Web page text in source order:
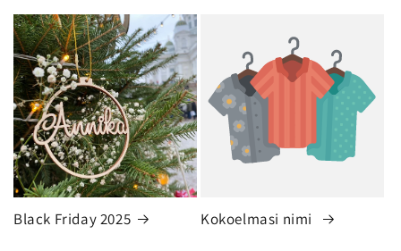
Black Friday 2025 Kokoelmasi nimi